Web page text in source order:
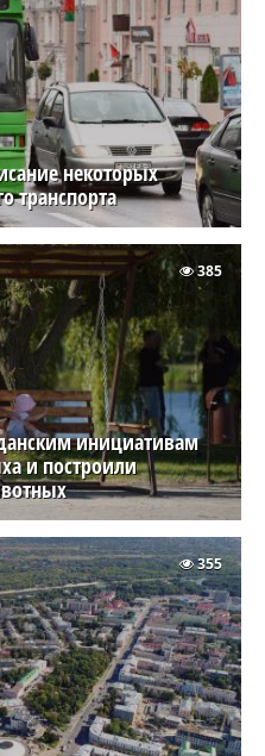
некоторых
транспорта
инициативам
и построили
385
355